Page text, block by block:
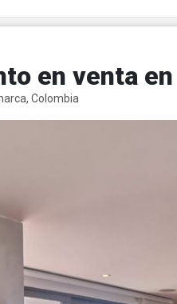
en venta
Colombia